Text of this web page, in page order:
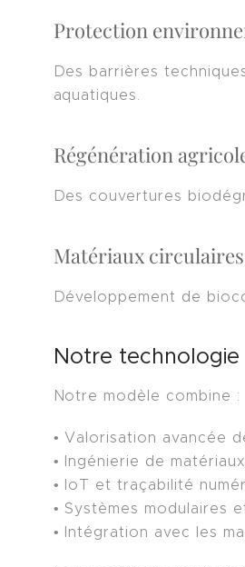
Protection
Des barrières
aquatiques.
Régénération
Des couvertures
Matériaux
Développement de
Notre technologie
Notre modèle combine :
• Valorisation avancée
• Ingénierie de
• IoT et traçabilité
• Systèmes modulaires
• Intégration avec les